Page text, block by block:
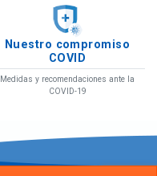
Nuestro compromiso
COVID
Medidas y recomendaciones ante la
COVID-19